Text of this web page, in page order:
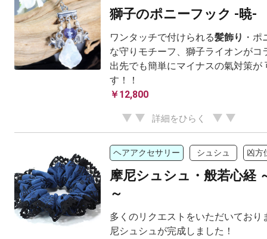
獅子のポニーフック -暁-
ワンタッチで付けられる髪飾り ・
な守りモチーフ、獅子ライオンがコ
出先でも簡単にマイナスの氣対策が
す！！
￥12,800
詳細をひらく
ヘアアクセサリー シュシュ 凶方
摩尼シュシュ・般若心経
～
多くのリクエストをいただいており
尼シュシュが完成しました！